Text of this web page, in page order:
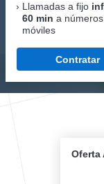
Llamadas a fijo
60 min a números
móviles
Contratar
Oferta